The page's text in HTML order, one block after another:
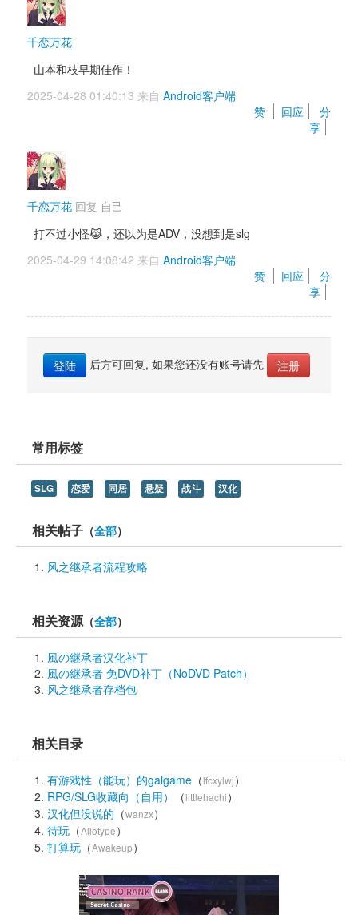
千恋万花
山本和枝早期佳作！
2025-04-28 01:40:13 来自 Android客户端
赞
回应
分
享
千恋万花 回复 自己
打不过小怪😹，还以为是ADV，没想到是slg
2025-04-29 14:08:42 来自 Android客户端
赞
回应
分
享
登陆 后方可回复, 如果您还没有账号请先 注册
常用标签
SLG 恋爱 同居 悬疑 战斗 汉化
相关帖子 （全部）
风之继承者流程攻略
相关资源（全部）
風の継承者汉化补丁
風の継承者 免DVD补丁（NoDVD Patch）
风之继承者存档包
相关目录
有游戏性（能玩）的galgame （lfcxylwj）
RPG/SLG收藏向（自用）
（littlehachi）
汉化但没说的 （wanzx）
待玩 （Allotype）
打算玩 （Awakeup）